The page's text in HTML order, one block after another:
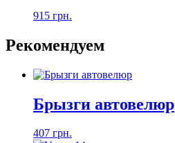
915 грн.
Рекомендуем
Брызги автовелюр
407 грн.